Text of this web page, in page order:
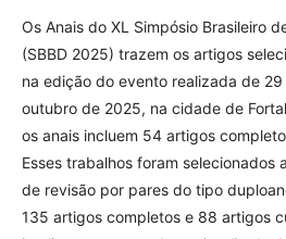
Os Anais do XL Simpósio Brasileiro
(SBBD 2025) trazem os artigos
na edição do evento realizada de
outubro de 2025, na cidade de
os anais incluem 54 artigos
Esses trabalhos foram selecionados
de revisão por pares do tipo
135 artigos completos e 88 artigos